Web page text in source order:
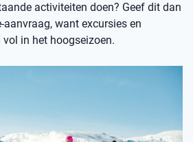
activiteiten doen? Geef dit dan
want excursies en
in het hoogseizoen.